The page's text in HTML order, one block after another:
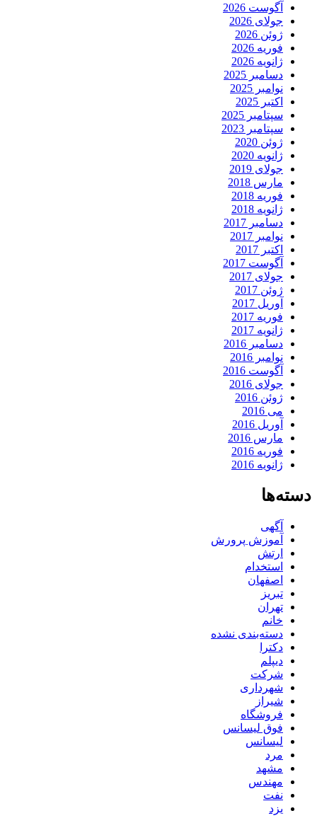
آگوست 2026
جولای 2026
ژوئن 2026
فوریه 2026
ژانویه 2026
دسامبر 2025
نوامبر 2025
اکتبر 2025
سپتامبر 2025
سپتامبر 2023
ژوئن 2020
ژانویه 2020
جولای 2019
مارس 2018
فوریه 2018
ژانویه 2018
دسامبر 2017
نوامبر 2017
اکتبر 2017
آگوست 2017
جولای 2017
ژوئن 2017
آوریل 2017
فوریه 2017
ژانویه 2017
دسامبر 2016
نوامبر 2016
آگوست 2016
جولای 2016
ژوئن 2016
می 2016
آوریل 2016
مارس 2016
فوریه 2016
ژانویه 2016
دسته‌ها
آگهی
آموزش پرورش
ارتش
استخدام
اصفهان
تبریز
تهران
خانم
دسته‌بندی نشده
دکترا
دیپلم
شرکت
شهرداری
شیراز
فروشگاه
فوق لیسانس
لیسانس
مرد
مشهد
مهندس
نفت
یزد